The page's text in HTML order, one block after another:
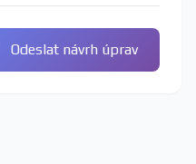
Odeslat návrh úprav